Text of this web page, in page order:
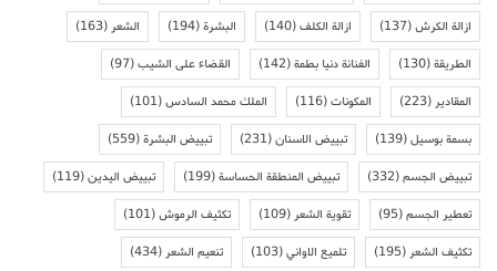
ازالة الكرش(137) ازالة الكلف(140) البشرة(194) الشعر(163)
الطريقة(130) الفنانة دنيا بطمة(142) القضاء على الشيب(97)
المقادير(223) المكونات(116) الملك محمد السادس(101)
بسمة بوسيل(139) تبييض الاسنان(231) تبييض البشرة(559)
تبييض الجسم(332) تبييض المنطقة الحساسة(199) تبييض اليدين(119)
تعطير الجسم(95) تقوية الشعر(109) تكثيف الرموش(101)
تكثيف الشعر(195) تلميع الاواني(103) تنعيم الشعر(434)